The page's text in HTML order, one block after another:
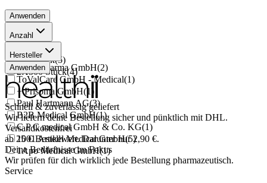
Anwenden
Anzahl
( 6)
500 Stück(5)
2X500 Stück(4)
Hersteller
ToRa Pharma GmbH(2)
ToValCare GmbH - Medical(1)
+ Prisoma GmbH(1)
Paul Hartmann AG(3)
B2B Medical GmbH(1)
C P C medical GmbH & Co. KG(1)
1001 Artikel Medical GmbH(5)
1Apo Medical GmbH(1)
Anwenden
Schnell & zuverlässig geliefert
Wir liefern deine Bestellung sicher und pünktlich mit DHL.
Versandkostenfrei
ab25€Bestellwert. Darunter nur2,90 €.
Deine Bedürfnisse im Fokus
Wir prüfen für dich wirklich jede Bestellung pharmazeutisch.
Service